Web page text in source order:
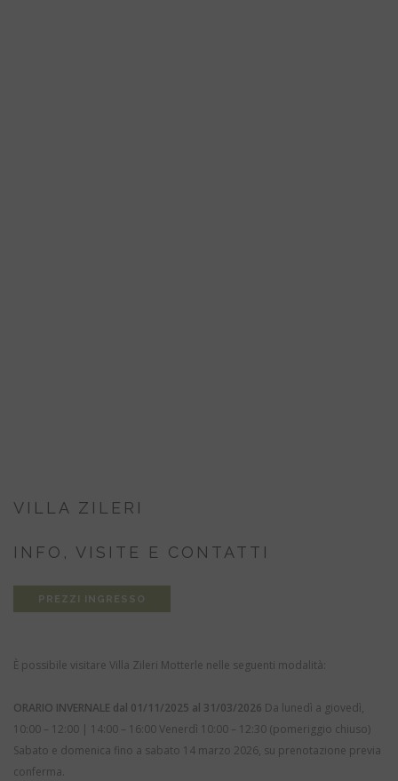
VILLA ZILERI
INFO, VISITE E CONTATTI
PREZZI INGRESSO
È possibile visitare Villa Zileri Motterle nelle seguenti modalità:
ORARIO INVERNALE dal 01/11/2025 al 31/03/2026 Da lunedì a giovedì,
10:00 – 12:00 | 14:00 – 16:00Venerdì 10:00 – 12:30 (pomeriggio chiuso)
Sabato e domenica fino a sabato 14 marzo 2026, su prenotazione previa
conferma.